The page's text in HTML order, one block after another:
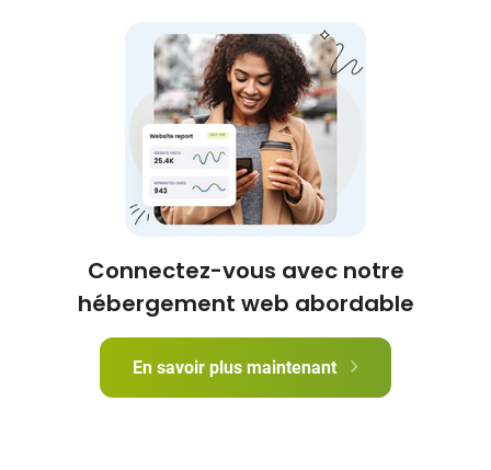
Connectez-vous avec notre
hébergement web abordable
En savoir plus maintenant